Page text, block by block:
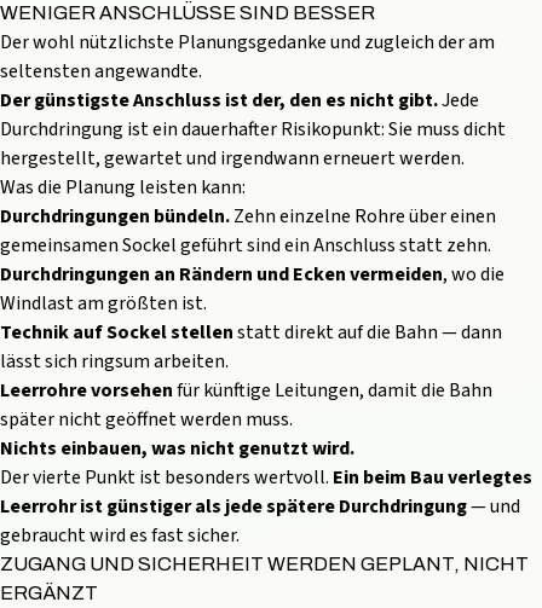
WENIGER ANSCHLÜSSE SIND BESSER
Der wohl nützlichste Planungsgedanke und zugleich der am
seltensten angewandte.
Der günstigste Anschluss ist der, den es nicht gibt.Jede
Durchdringung ist ein dauerhafter Risikopunkt: Sie muss dicht
hergestellt, gewartet und irgendwann erneuert werden.
Was die Planung leisten kann:
Durchdringungen bündeln.Zehn einzelne Rohre über einen
gemeinsamen Sockel geführt sind ein Anschluss statt zehn.
Durchdringungen an Rändern und Ecken vermeiden, wo die
Windlast am größten ist.
Technik auf Sockel stellenstatt direkt auf die Bahn — dann
lässt sich ringsum arbeiten.
Leerrohre vorsehenfür künftige Leitungen, damit die Bahn
später nicht geöffnet werden muss.
Nichts einbauen, was nicht genutzt wird.
Der vierte Punkt ist besonders wertvoll. Ein beim Bau verlegtes
Leerrohr ist günstiger als jede spätere Durchdringung— und
gebraucht wird es fast sicher.
ZUGANG UND SICHERHEIT WERDEN GEPLANT, NICHT
ERGÄNZT